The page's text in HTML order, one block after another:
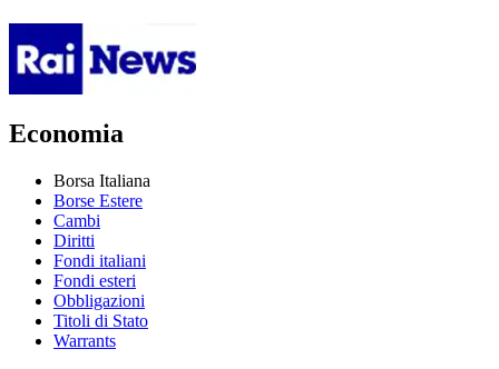
Economia
Borsa Italiana
Borse Estere
Cambi
Diritti
Fondi italiani
Fondi esteri
Obbligazioni
Titoli di Stato
Warrants